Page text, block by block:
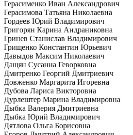
Герасименко Иван Александрович
Герасимова Татьяна Николаевна
Гордеев Юрий Владимирович
Григорян Карина Андраниковна
Гринев Станислав Владимирович
Грищенко Константин Юрьевич
Давыдов Максим Николаевич
Дащян Сусанна Геворковна
Дмитренко Георгий Дмитриевич
Довженко Маргарита Игоревна
Дубова Лариса Викторовна
Дурлештер Марина Владимировна
Дыбка Валерия Дмитриевна
Дыбка Юрий Владимирович
Дятлова Ольга Борисовна